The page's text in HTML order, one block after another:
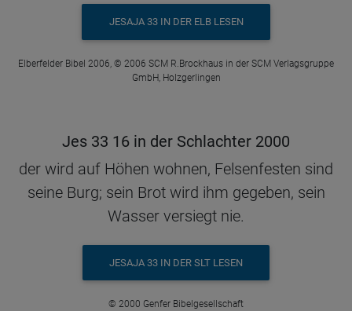
JESAJA 33 IN DER ELB LESEN
Elberfelder Bibel 2006, © 2006 SCM R.Brockhaus in der SCM Verlagsgruppe
GmbH, Holzgerlingen
Jes 33 16 in der Schlachter 2000
der wird auf Höhen wohnen, Felsenfesten sind
seine Burg; sein Brot wird ihm gegeben, sein
Wasser versiegt nie.
JESAJA 33 IN DER SLT LESEN
© 2000 Genfer Bibelgesellschaft